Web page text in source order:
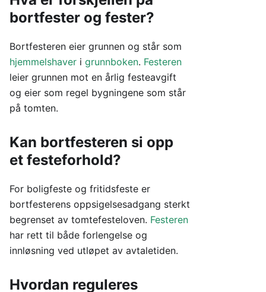
bortfester og fester?
Bortfesteren eier grunnen og står som
hjemmelshaver i grunnboken. Festeren
leier grunnen mot en årlig festeavgift
og eier som regel bygningene som står
på tomten.
Kan bortfesteren si opp
et festeforhold?
For boligfeste og fritidsfeste er
bortfesterens oppsigelsesadgang sterkt
begrenset av tomtefesteloven. Festeren
har rett til både forlengelse og
innløsning ved utløpet av avtaletiden.
Hvordan reguleres